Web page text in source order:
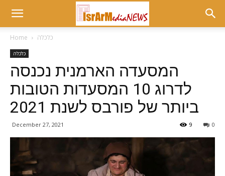
Home כלכלה
כלכלה
המסעדה הארמנית נכנסה
לדרוג 10 המסעדות הטובות
ביותר של פורבס לשנת 2021
December 27, 2021 0
9